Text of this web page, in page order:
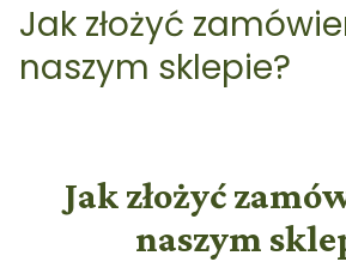
Jak złożyć
naszym sklepie?
Jak złożyć
naszym